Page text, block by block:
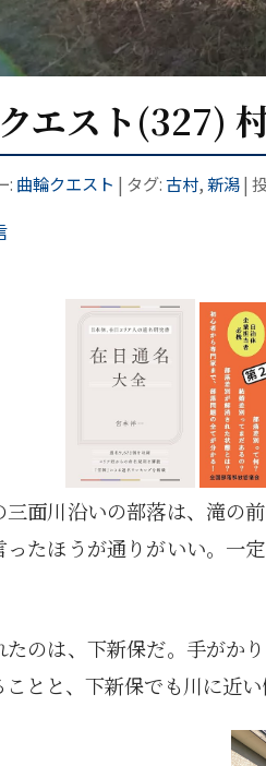
エスト(327)
: 曲輪クエスト | タグ:古村,新潟|
三面川沿いの部落は、滝の
ったほうが通りがいい。一
たのは、下新保だ。手がか
ことと、下新保でも川に近い